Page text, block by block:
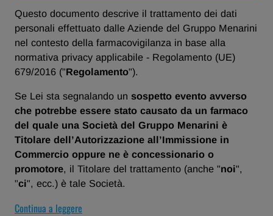
Questo documento descrive il trattamento dei dati
personali effettuato dalle Aziende del Gruppo Menarini
nel contesto della farmacovigilanza in base alla
normativa privacy applicabile - Regolamento (UE)
679/2016 ("Regolamento").
Se Lei sta segnalando un sospetto evento avverso
che potrebbe essere stato causato da un farmaco
del quale una Società del Gruppo Menarini è
Titolare dell’Autorizzazione all’Immissione in
Commercio oppure ne è concessionario o
promotore, il Titolare del trattamento (anche "noi",
"ci", ecc.) è tale Società.
Continua a leggere